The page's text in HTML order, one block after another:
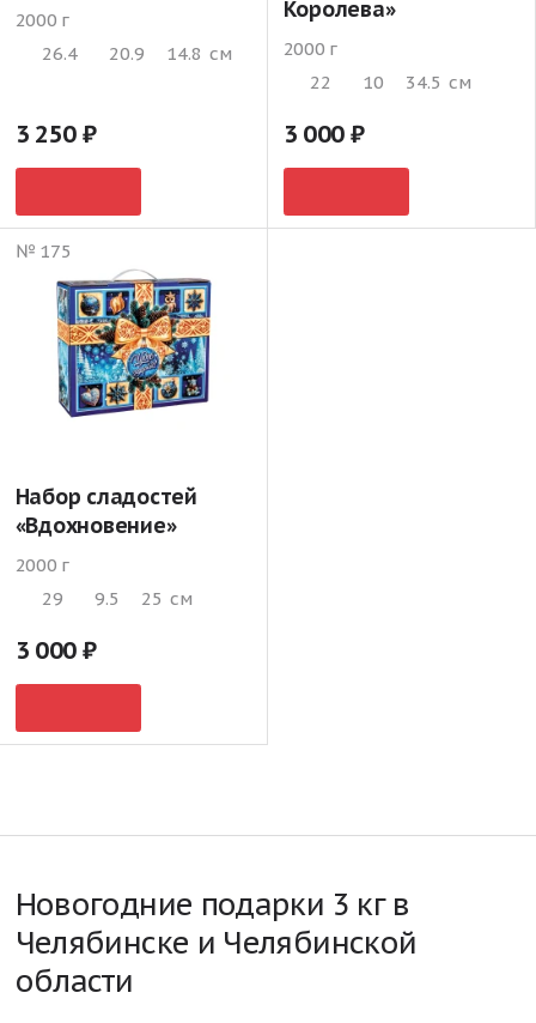
2000 г
26.4
20.9 14.8 см
3 250
Королева»
2000 г
22
10 34.5 см
3 000
№ 175
Набор сладостей
«Вдохновение»
2000 г
29
9.5 25 см
3 000
Новогодние подарки 3 кг в
Челябинске и Челябинской
области